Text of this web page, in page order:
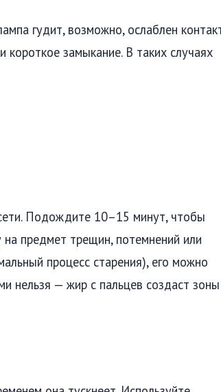
гудит, возможно, ослаблен
короткое замыкание. В таких случаях
Подождите 10–15 минут, чтобы
предмет трещин, потемнений или
процесс старения), его можно
нельзя — жир с пальцев создаст зоны